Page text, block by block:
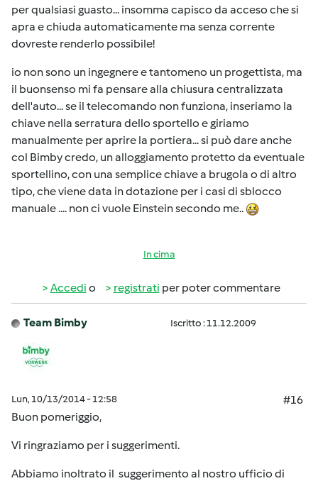
per qualsiasi guasto... insomma capisco da acceso che si
apra e chiuda automaticamente ma senza corrente
dovreste renderlo possibile!
io non sono un ingegnere e tantomeno un progettista, ma
il buonsenso mi fa pensare alla chiusura centralizzata
dell'auto... se il telecomando non funziona, inseriamo la
chiave nella serratura dello sportello e giriamo
manualmente per aprire la portiera... si può dare anche
col Bimby credo, un alloggiamento protetto da eventuale
sportellino, con una semplice chiave a brugola o di altro
tipo, che viene data in dotazione per i casi di sblocco
manuale .... non ci vuole Einstein secondo me..
In cima
Accedi o registrati per poter commentare
Team Bimby Iscritto : 11.12.2009
Lun, 10/13/2014 - 12:58
#16
Buon pomeriggio,
Vi ringraziamo per i suggerimenti.
Abbiamo inoltrato il suggerimento al nostro ufficio di